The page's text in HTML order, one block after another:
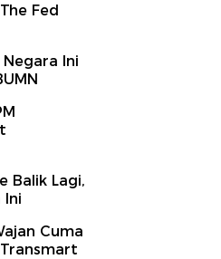
Fed
Ini
Balik Lagi,
Ini
Cuma